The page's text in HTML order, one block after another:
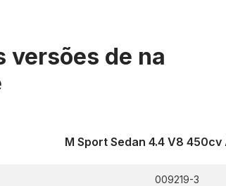
versões de na
M Sport Sedan 4.4 V8
009219-3